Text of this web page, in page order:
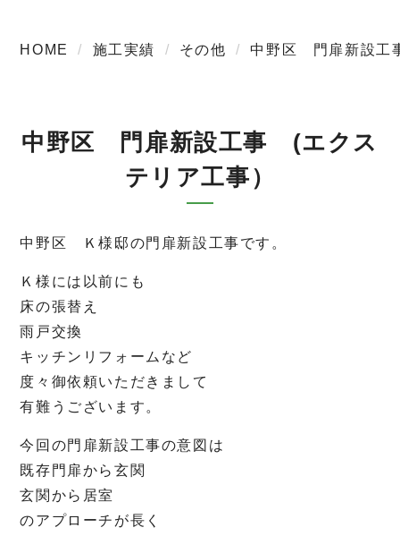
HOME 施工実績 その他 中野区 門扉新設工
中野区 門扉新設工事 (エクス
テリア工事）
中野区 Ｋ様邸の門扉新設工事です。
Ｋ様には以前にも
床の張替え
雨戸交換
キッチンリフォームなど
度々御依頼いただきまして
有難うございます。
今回の門扉新設工事の意図は
既存門扉から玄関
玄関から居室
のアプローチが長く